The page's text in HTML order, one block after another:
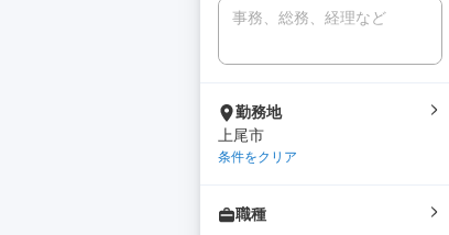
勤務地
上尾市
条件をクリア
職種